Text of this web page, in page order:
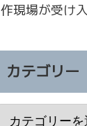
作現場が受け
カテゴリー